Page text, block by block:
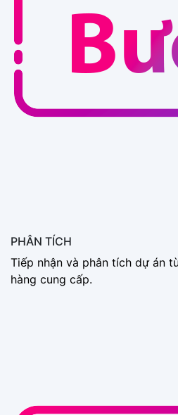
PHÂN TÍCH
Tiếp nhận và phân tích dự án
hàng cung cấp.